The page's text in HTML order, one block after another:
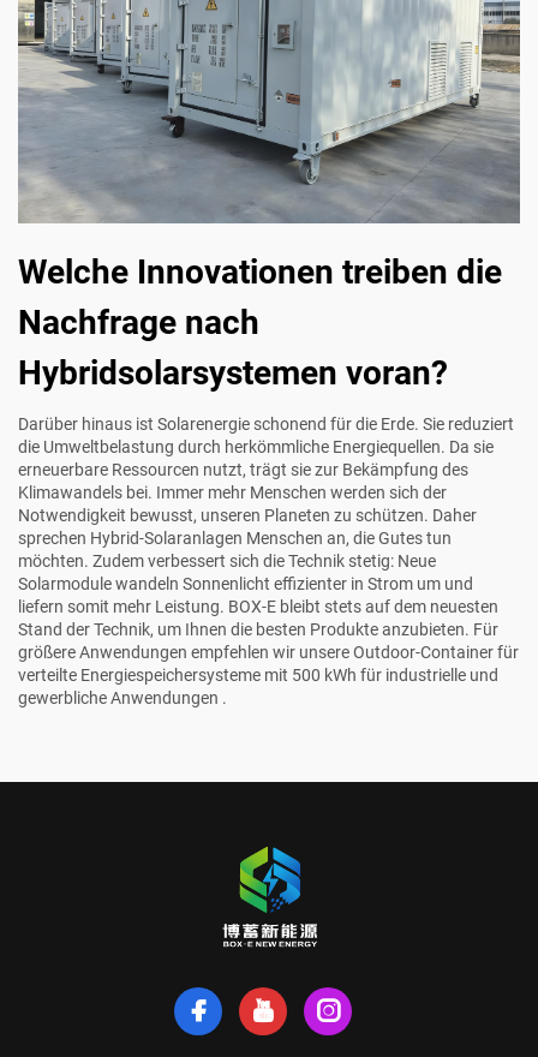
Welche Innovationen treiben die
Nachfrage nach
Hybridsolarsystemen voran?
Darüber hinaus ist Solarenergie schonend für die Erde. Sie reduziert
die Umweltbelastung durch herkömmliche Energiequellen. Da sie
erneuerbare Ressourcen nutzt, trägt sie zur Bekämpfung des
Klimawandels bei. Immer mehr Menschen werden sich der
Notwendigkeit bewusst, unseren Planeten zu schützen. Daher
sprechen Hybrid-Solaranlagen Menschen an, die Gutes tun
möchten. Zudem verbessert sich die Technik stetig: Neue
Solarmodule wandeln Sonnenlicht effizienter in Strom um und
liefern somit mehr Leistung. BOX-E bleibt stets auf dem neuesten
Stand der Technik, um Ihnen die besten Produkte anzubieten. Für
größere Anwendungen empfehlen wir unsereOutdoor-Container für
verteilte Energiespeichersysteme mit 500 kWh für industrielle und
gewerbliche Anwendungen .